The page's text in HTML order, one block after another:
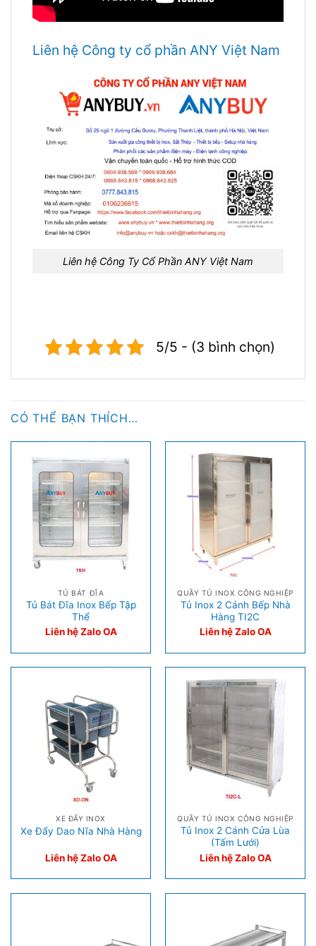
Liên hệ Công ty cổ phần ANY Việt Nam
Liên hệ Công Ty Cổ Phần ANY Việt Nam
5/5 - (3 bình chọn)
CÓ THỂ BẠN THÍCH…
TỦ BÁT ĐĨA
Tủ Bát Đĩa Inox Bếp Tập
Thể
Liên hệ Zalo OA
QUẦY TỦ INOX CÔNG NGHIỆP
Tủ Inox 2 Cánh Bếp Nhà
Hàng TI2C
Liên hệ Zalo OA
XE ĐẨY INOX
Xe Đẩy Dao Nĩa Nhà Hàng
Liên hệ Zalo OA
QUẦY TỦ INOX CÔNG NGHIỆP
Tủ Inox 2 Cánh Cửa Lùa
(Tấm Lưới)
Liên hệ Zalo OA